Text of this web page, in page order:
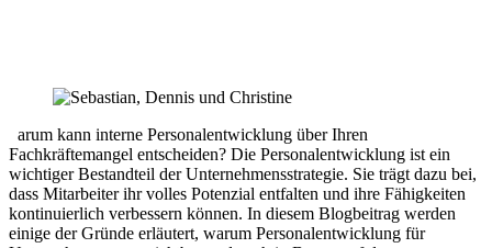
arum kann interne Personalentwicklung über Ihren
Fachkräftemangel entscheiden? Die Personalentwicklung ist ein
wichtiger Bestandteil der Unternehmensstrategie. Sie trägt dazu bei,
dass Mitarbeiter ihr volles Potenzial entfalten und ihre Fähigkeiten
kontinuierlich verbessern können. In diesem Blogbeitrag werden
einige der Gründe erläutert, warum Personalentwicklung für